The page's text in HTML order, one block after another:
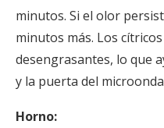
minutos. Si el olor
minutos más. Los
desengrasantes, lo que
y la puerta del
Horno: